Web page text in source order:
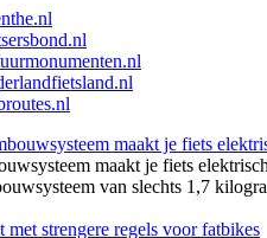
maakt je fiets
van slechts 1,7